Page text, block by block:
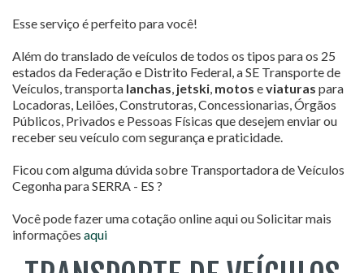
Esse serviço é perfeito para você!
Além do translado de veículos de todos os tipos para os 25
estados da Federação e Distrito Federal, a SE Transporte de
Veículos, transporta lanchas, jetski, motos eviaturas para
Locadoras, Leilões, Construtoras, Concessionarias, Órgãos
Públicos, Privados e Pessoas Físicas que desejem enviar ou
receber seu veículo com segurança e praticidade.
Ficou com alguma dúvida sobre Transportadora de Veículos
Cegonha para SERRA - ES ?
Você pode fazer uma cotação online aqui ou Solicitar mais
informações aqui